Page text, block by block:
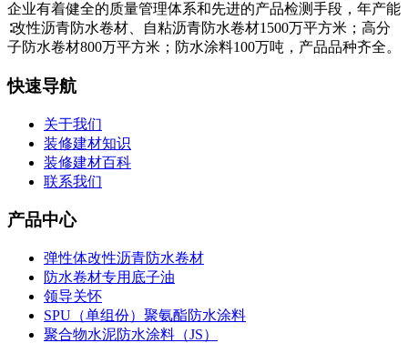
企业有着健全的质量管理体系和先进的产品检测手段，年产能
∶改性沥青防水卷材、自粘沥青防水卷材1500万平方米；高分
子防水卷材800万平方米；防水涂料100万吨，产品品种齐全。
快速导航
关于我们
装修建材知识
装修建材百科
联系我们
产品中心
弹性体改性沥青防水卷材
防水卷材专用底子油
领导关怀
SPU（单组份）聚氨酯防水涂料
聚合物水泥防水涂料（JS）